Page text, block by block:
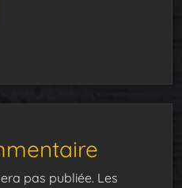
pas publiée. Les